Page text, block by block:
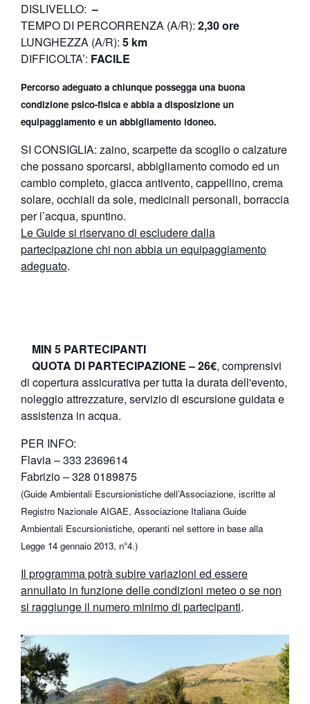
DISLIVELLO:–
TEMPO DI PERCORRENZA (A/R): 2,30 ore
LUNGHEZZA (A/R): 5 km
DIFFICOLTA’: FACILE
Percorso adeguato a chiunque possegga una buona
condizione psico-fisica e abbia a disposizione un
equipaggiamento e un abbigliamento idoneo.
SI CONSIGLIA: zaino, scarpette da scoglio o calzature
che possano sporcarsi, abbigliamento comodo ed un
cambio completo, giacca antivento, cappellino, crema
solare, occhiali da sole, medicinali personali, borraccia
per l’acqua, spuntino.
Le Guide si riservano di escludere dalla
partecipazione chi non abbia un equipaggiamento
adeguato.
MIN 5 PARTECIPANTI
QUOTA DI PARTECIPAZIONE – 26€, comprensivi
di copertura assicurativa per tutta la durata dell'evento,
noleggio attrezzature, servizio di escursione guidata e
assistenza in acqua.
PER INFO:
Flavia – 333 2369614
Fabrizio – 328 0189875
(Guide Ambientali Escursionistiche dell’Associazione, iscritte al
Registro Nazionale AIGAE, Associazione Italiana Guide
Ambientali Escursionistiche, operanti nel settore in base alla
Legge 14 gennaio 2013, n°4.)
Il programma potrà subire variazioni ed essere
annullato in funzione delle condizioni meteo o se non
si raggiunge il numero minimo di partecipanti.